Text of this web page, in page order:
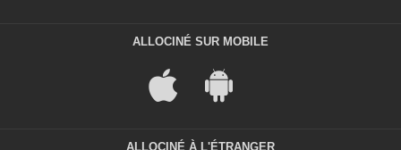
ALLOCINÉ SUR MOBILE
ALLOCINÉ À L'ÉTRANGER